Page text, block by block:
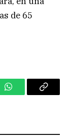
de 65
WhatsAppCopy